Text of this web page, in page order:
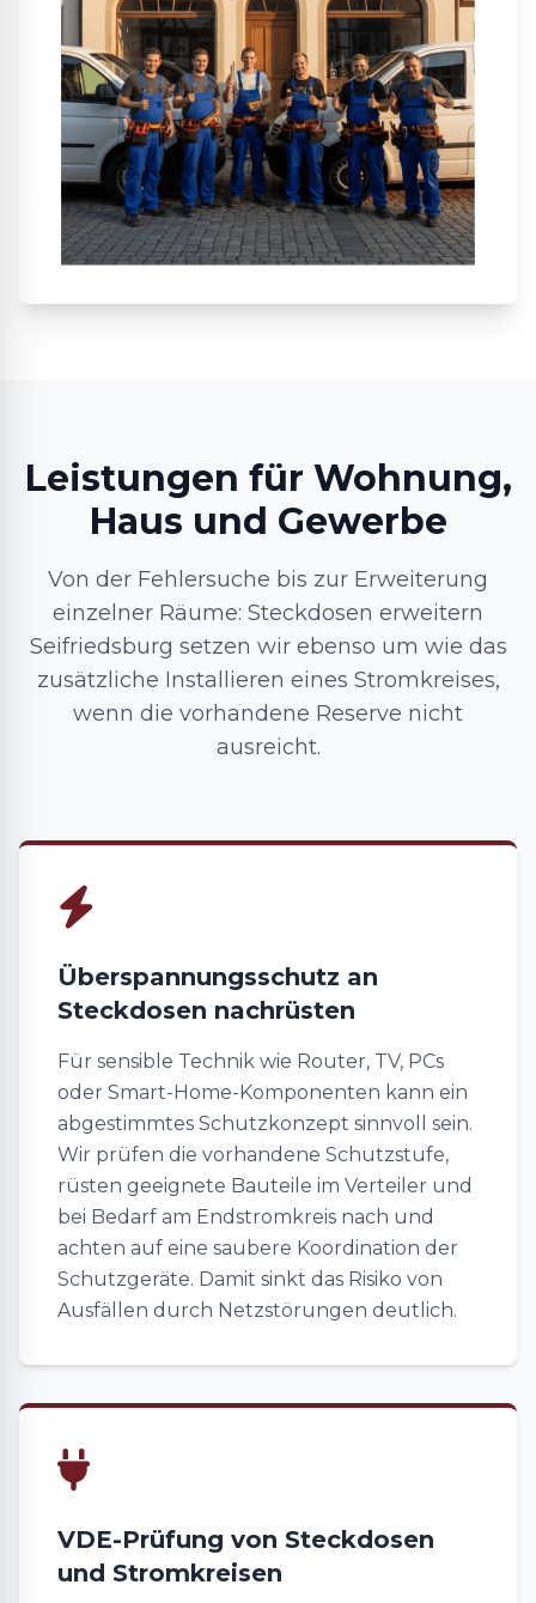
Leistungen für Wohnung,
Haus und Gewerbe
Von der Fehlersuche bis zur Erweiterung
einzelner Räume: Steckdosen erweitern
Seifriedsburg setzen wir ebenso um wie das
zusätzliche Installieren eines Stromkreises,
wenn die vorhandene Reserve nicht
ausreicht.
Überspannungsschutz an
Steckdosen nachrüsten
Für sensible Technik wie Router, TV, PCs
oder Smart-Home-Komponenten kann ein
abgestimmtes Schutzkonzept sinnvoll sein.
Wir prüfen die vorhandene Schutzstufe,
rüsten geeignete Bauteile im Verteiler und
bei Bedarf am Endstromkreis nach und
achten auf eine saubere Koordination der
Schutzgeräte. Damit sinkt das Risiko von
Ausfällen durch Netzstörungen deutlich.
VDE-Prüfung von Steckdosen
und Stromkreisen